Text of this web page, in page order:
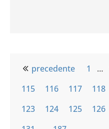
precedente 1 …
115
116 117 118
123
124 125 126